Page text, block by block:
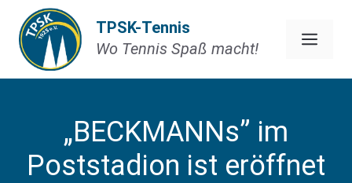
Inhalt
springen
TPSK-Tennis
Wo Tennis Spaß macht!
„BECKMANNs” im
Poststadion ist eröffnet